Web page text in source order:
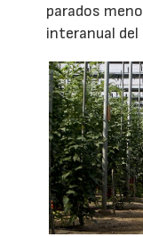
parados
interanual del